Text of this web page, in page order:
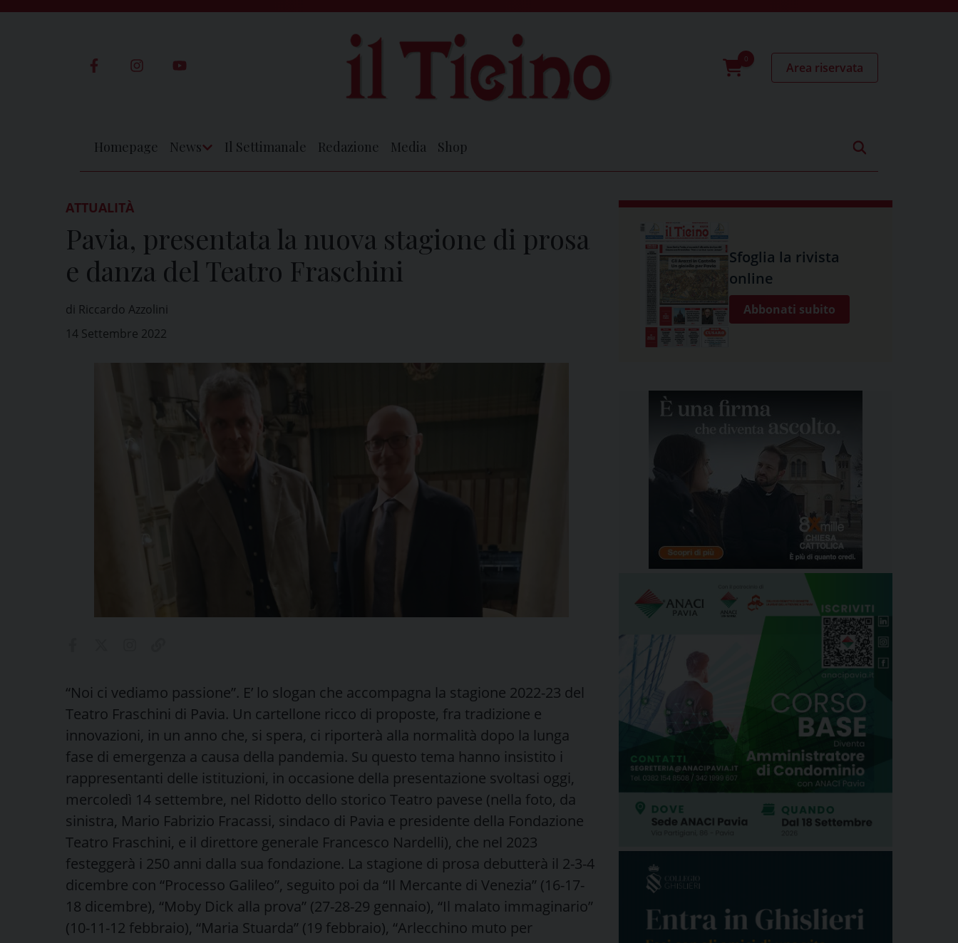
0
Area riservata
Homepage News Il Settimanale Redazione Media Shop
ATTUALITÀ
Pavia, presentata la nuova stagione di prosa
e danza del Teatro Fraschini
di Riccardo Azzolini
14 Settembre 2022
“Noi ci vediamo passione”. E’ lo slogan che accompagna la stagione 2022-23 del
Teatro Fraschini di Pavia. Un cartellone ricco di proposte, fra tradizione e
innovazioni, in un anno che, si spera, ci riporterà alla normalità dopo la lunga
fase di emergenza a causa della pandemia. Su questo tema hanno insistito i
rappresentanti delle istituzioni, in occasione della presentazione svoltasi oggi,
mercoledì 14 settembre, nel Ridotto dello storico Teatro pavese (nella foto, da
sinistra, Mario Fabrizio Fracassi, sindaco di Pavia e presidente della Fondazione
Teatro Fraschini, e il direttore generale Francesco Nardelli), che nel 2023
festeggerà i 250 anni dalla sua fondazione. La stagione di prosa debutterà il 2-3-4
dicembre con “Processo Galileo”, seguito poi da “Il Mercante di Venezia” (16-17-
18 dicembre), “Moby Dick alla prova” (27-28-29 gennaio), “Il malato immaginario”
(10-11-12 febbraio), “Maria Stuarda” (19 febbraio), “Arlecchino muto per
Sfoglia la rivista
online
Abbonati subito